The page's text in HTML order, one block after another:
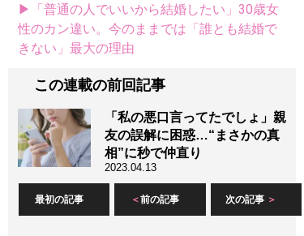
▶「普通の人でいいから結婚したい」30歳女
性のカン違い。今のままでは「誰とも結婚で
きない」最大の理由
この連載の前回記事
「私の悪口言ってたでしょ」親
友の誤解に困惑…“まさかの真
相”に秒で仲直り
2023.04.13
最初の記事 前の記事 次の記事